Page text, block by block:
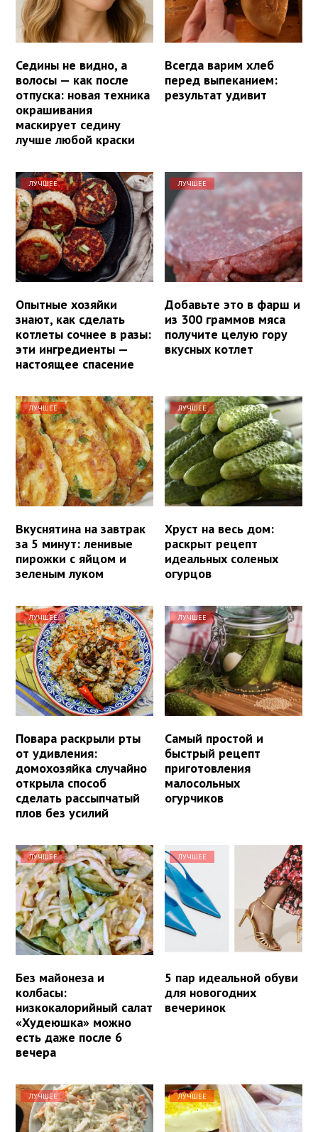
Седины не видно, а
волосы — как после
отпуска: новая техника
окрашивания
маскирует седину
лучше любой краски
Всегда варим хлеб
перед выпеканием:
результат удивит
ЛУЧШЕЕ
Опытные хозяйки
знают, как сделать
котлеты сочнее в разы:
эти ингредиенты —
настоящее спасение
ЛУЧШЕЕ
Добавьте это в фарш и
из 300 граммов мяса
получите целую гору
вкусных котлет
ЛУЧШЕЕ
Вкуснятина на завтрак
за 5 минут: ленивые
пирожки с яйцом и
зеленым луком
ЛУЧШЕЕ
Хруст на весь дом:
раскрыт рецепт
идеальных соленых
огурцов
ЛУЧШЕЕ
Повара раскрыли рты
от удивления:
домохозяйка случайно
открыла способ
сделать рассыпчатый
плов без усилий
ЛУЧШЕЕ
Самый простой и
быстрый рецепт
приготовления
малосольных
огурчиков
ЛУЧШЕЕ
Без майонеза и
колбасы:
низкокалорийный салат
«Худеюшка» можно
есть даже после 6
вечера
ЛУЧШЕЕ
5 пар идеальной обуви
для новогодних
вечеринок
ЛУЧШЕЕ ЛУЧШЕЕ